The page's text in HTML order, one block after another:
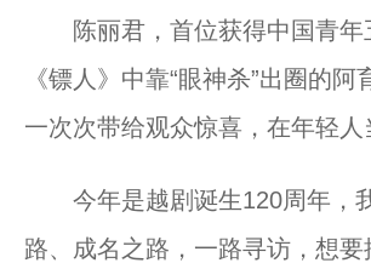
陈丽君，首位获得中国青年
《镖人》中靠“眼神杀”出圈的
一次次带给观众惊喜，在年轻
今年是越剧诞生120周年，我
路、成名之路，一路寻访，想